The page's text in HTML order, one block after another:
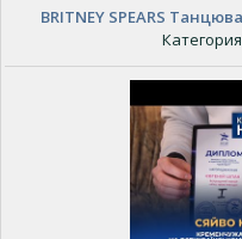
BRITNEY SPEARS